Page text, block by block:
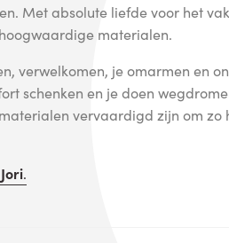
Met absolute liefde voor het
materialen.
verwelkomen, je omarmen en
schenken en je doen
vervaardigd zijn om zo
Jori.